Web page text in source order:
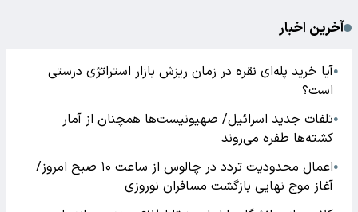
آخرین اخبار
●آیا خرید پله‌ای نقره در زمان ریزش بازار استراتژی درستی
است؟
●تلفات جدید اسرائیل/ صهیونیست‌ها همچنان از آمار
کشته‌ها طفره می‌روند
●
اعمال محدودیت تردد در چالوس از ساعت ۱۰ صبح امروز/
آغاز موج نهایی بازگشت مسافران نوروزی